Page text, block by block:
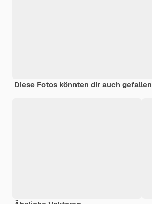
Diese Fotos könnten dir auch gefallen